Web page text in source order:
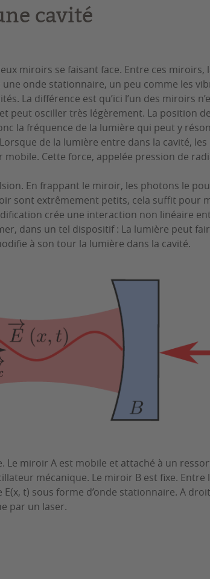
cavité
miroirs se faisant face. Entre ces miroirs,
onde stationnaire, un peu comme les
La différence est qu’ici l’un des miroirs
peut osciller très légèrement. La position
la fréquence de la lumière qui peut y
de la lumière entre dans la cavité, les
Cette force, appelée pression de
En frappant le miroir, les photons le
sont extrêmement petits, cela suffit pour
crée une interaction non linéaire
dans un tel dispositif : La lumière peut
à son tour la lumière dans la cavité.
Le miroir A est mobile et attaché à un
mécanique. Le miroir B est fixe. Entre
t) sous forme d’onde stationnaire. A
par un laser.